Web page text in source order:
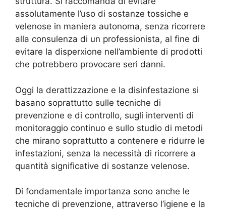
assolutamente l’uso di sostanze tossiche e
velenose in maniera autonoma, senza ricorrere
alla consulenza di un professionista, al fine di
evitare la disperxione nell’ambiente di prodotti
che potrebbero provocare seri danni.
Oggi la derattizzazione e la disinfestazione si
basano soprattutto sulle tecniche di
prevenzione e di controllo, sugli interventi di
monitoraggio continuo e sullo studio di metodi
che mirano soprattutto a contenere e ridurre le
infestazioni, senza la necessità di ricorrere a
quantità significative di sostanze velenose.
Di fondamentale importanza sono anche le
tecniche di prevenzione, attraverso l’igiene e la